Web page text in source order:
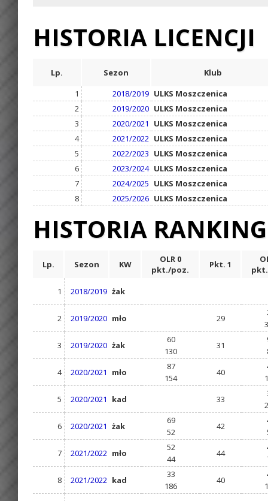
HISTORIA LICENCJI
Lp. Sezon
Klub
1
2018/2019 ULKS Moszczenica
2
2019/2020 ULKS Moszczenica
3
2020/2021
ULKS Moszczenica
4
2021/2022 ULKS Moszczenica
5
2022/2023 ULKS Moszczenica
6
2023/2024 ULKS Moszczenica
7
2024/2025 ULKS Moszczenica
8
2025/2026 ULKS Moszczenica
HISTORIA
Lp. Sezon KW
OLR 0
pkt./poz.
Pkt. 1
1
2018/2019 żak
2 2019/2020 mło 29
3
2019/2020 żak
60
130
31
4
2020/2021 mło
87
154
40
5
2020/2021 kad 33
6
2020/2021 żak
69
52
42
7
2021/2022 mło
52
44
44
8
2021/2022 kad
33
186
40